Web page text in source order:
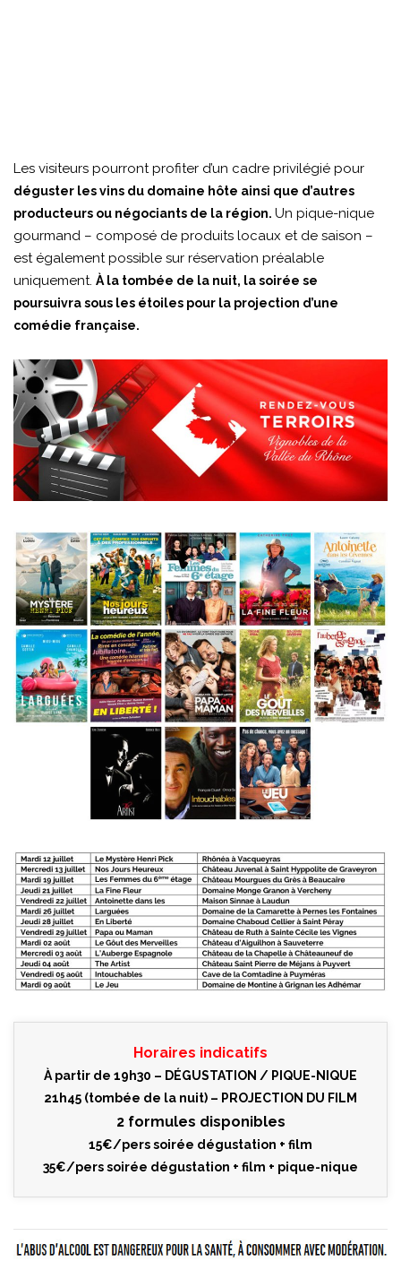
Les visiteurs pourront profiter d’un cadre privilégié pour
déguster les vins du domaine hôte ainsi que d’autres
producteurs ou négociants de la région. Un pique-nique
gourmand – composé de produits locaux et de saison –
est également possible sur réservation préalable
uniquement. À la tombée de la nuit, la soirée se
poursuivra sous les étoiles pour la projection d’une
comédie française.
Horaires indicatifs
À partir de 19h30 – DÉGUSTATION / PIQUE-NIQUE
21h45 (tombée de la nuit) – PROJECTION DU FILM
2 formules disponibles
15€/pers soirée dégustation + film
35€/pers soirée dégustation + film + pique-nique